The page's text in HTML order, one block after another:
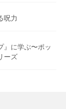
呪力
』に学ぶ〜ポッ
ーズ